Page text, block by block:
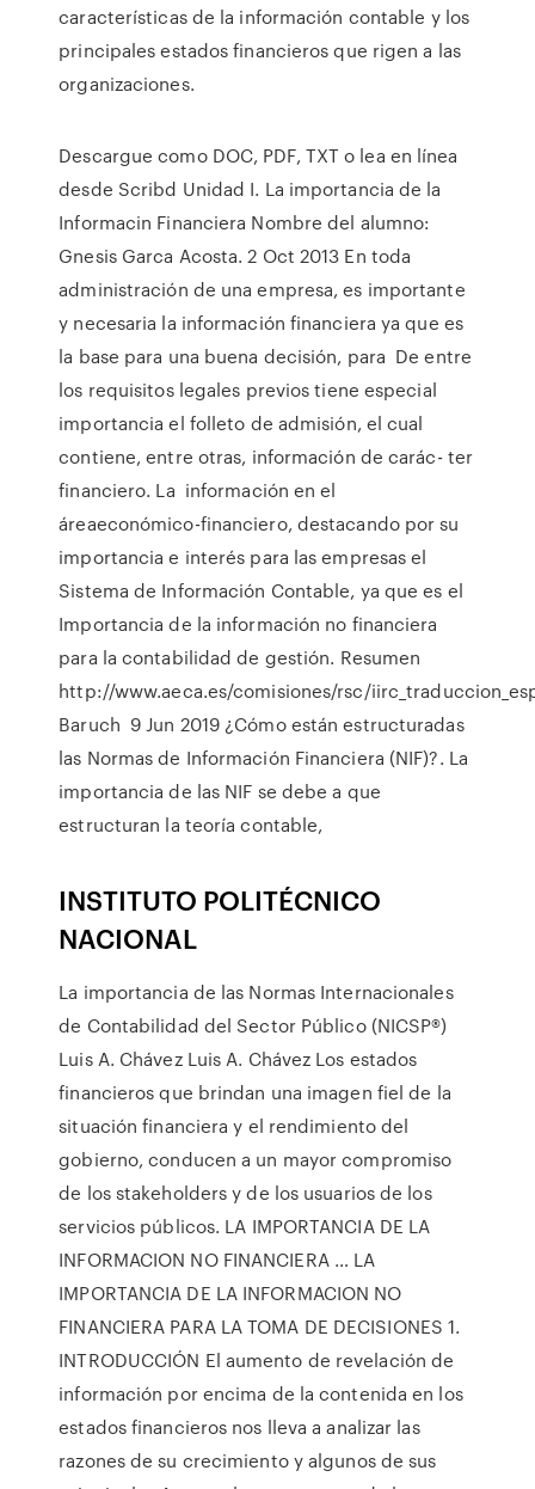
características de la información contable y los
principales estados financieros que rigen a las
organizaciones.
Descargue como DOC, PDF, TXT o lea en línea
desde Scribd Unidad I. La importancia de la
Informacin Financiera Nombre del alumno:
Gnesis Garca Acosta. 2 Oct 2013 En toda
administración de una empresa, es importante
y necesaria la información financiera ya que es
la base para una buena decisión, para De entre
los requisitos legales previos tiene especial
importancia el folleto de admisión, el cual
contiene, entre otras, información de carác- ter
financiero. La información en el
áreaeconómico-financiero, destacando por su
importancia e interés para las empresas el
Sistema de Información Contable, ya que es el
Importancia de la información no financiera
para la contabilidad de gestión. Resumen
http://www.aeca.es/comisiones/rsc/
Baruch 9 Jun 2019 ¿Cómo están estructuradas
las Normas de Información Financiera (NIF)?. La
importancia de las NIF se debe a que
estructuran la teoría contable,
INSTITUTO POLITÉCNICO
NACIONAL
La importancia de las Normas Internacionales
de Contabilidad del Sector Público (NICSP®)
Luis A. Chávez Luis A. Chávez Los estados
financieros que brindan una imagen fiel de la
situación financiera y el rendimiento del
gobierno, conducen a un mayor compromiso
de los stakeholders y de los usuarios de los
servicios públicos. LA IMPORTANCIA DE LA
INFORMACION NO FINANCIERA … LA
IMPORTANCIA DE LA INFORMACION NO
FINANCIERA PARA LA TOMA DE DECISIONES 1.
INTRODUCCIÓN El aumento de revelación de
información por encima de la contenida en los
estados financieros nos lleva a analizar las
razones de su crecimiento y algunos de sus